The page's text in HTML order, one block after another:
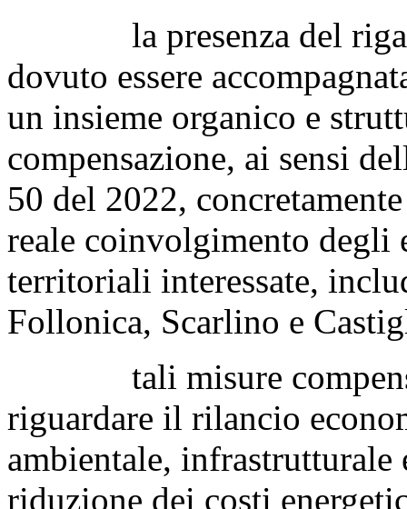
la presenza del
dovuto essere
un insieme organico e
compensazione, ai sensi
50 del 2022,
reale coinvolgimento degli
territoriali interessate,
Follonica, Scarlino e
tali misure
riguardare il rilancio
ambientale, infrastrutturale
riduzione dei costi